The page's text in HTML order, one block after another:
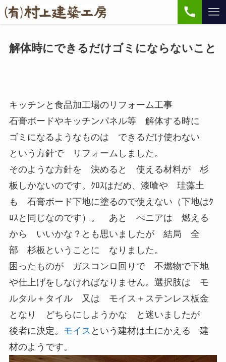
解体時にできるだけゴミにならないこと
キッチンと食品加工場のリフォーム工事
石膏ボードやキッチンパネル等 解体する時に
ゴミになるようなものは できるだけ使わない
という方針で リフォームしました。
そのような方針を 決めると 使える材料が 杉
板しかないのです。ｸﾛｽはだめ、漆喰や 珪藻土
も 石膏ボード下地に塗るので使えない（下地はｸ
ﾛｽと同じなのです）。 あと べニアは 燃える
から いいかな？とも思いましたが 結局 全
部 杉板ということに なりました。
困ったものが ガスコンロ回りで 不燃物で下地
や仕上げをしなければなりません。選択肢は モ
ルタル＋タイル 又は モイス＋ステンレス板金
となり どちらにしようかな と迷いましたが
後者に決定。 モイス という建材は土にかえる 建
材のようです。